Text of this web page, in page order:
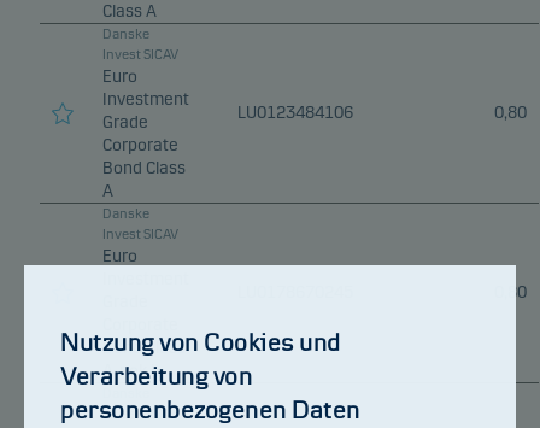
Class A
Danske
Invest SICAV
Euro
Investment
Grade
Corporate
Bond Class
A
LU0123484106 0,80
Danske
Invest SICAV
Euro
Bond Class
A-nok h
0,80
Invest SICAV
Nutzung von Cookies und
Verarbeitung von
personenbezogenen Daten